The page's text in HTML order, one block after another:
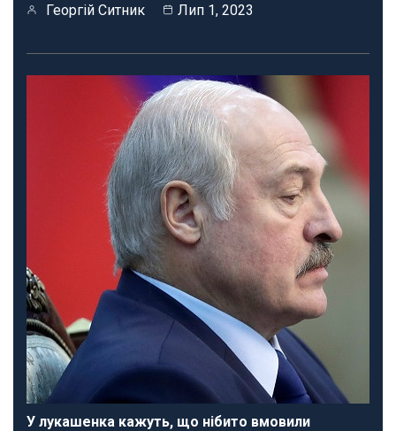
Георгій Ситник Лип 1, 2023
У лукашенка кажуть, що нібито вмовили